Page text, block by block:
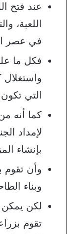
عند فتح
اللعبة،
في عصر
فكل ما
واستغلال
التي
كما أنه
لإمداد
بإنشاء
وأن تقوم
وبناء
لكن يمكن
تقوم